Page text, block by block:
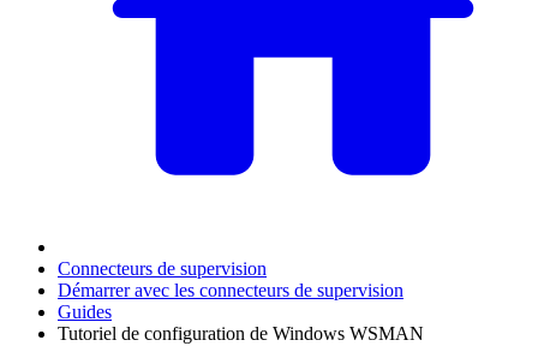
Connecteurs de supervision
Démarrer avec les connecteurs de supervision
Guides
Tutoriel de configuration de Windows WSMAN